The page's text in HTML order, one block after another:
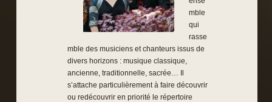
mble
qui
rasse
mble des musiciens et chanteurs issus de
divers horizons : musique classique,
ancienne, traditionnelle, sacrée… Il
s’attache particulièrement à faire découvrir
ou redécouvrir en priorité le répertoire